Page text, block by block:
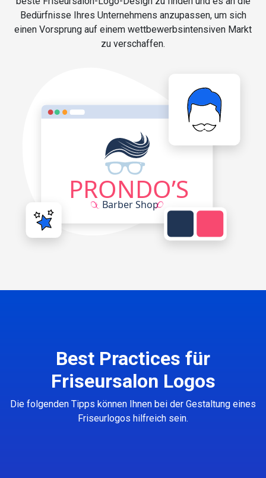
Bedürfnisse Ihres Unternehmens anzupassen, um sich
einen Vorsprung auf einem wettbewerbsintensiven Markt
zu verschaffen.
Best Practices für
Friseursalon Logos
Die folgenden Tipps können Ihnen bei der Gestaltung eines
Friseurlogos hilfreich sein.